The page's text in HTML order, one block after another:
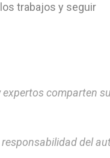
trabajos y seguir
expertos comparten
del